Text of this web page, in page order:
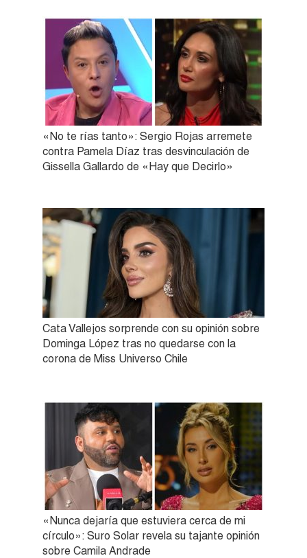
«No te rías tanto»: Sergio Rojas arremete
contra Pamela Díaz tras desvinculación de
Gissella Gallardo de «Hay que Decirlo»
Cata Vallejos sorprende con su opinión sobre
Dominga López tras no quedarse con la
corona de Miss Universo Chile
«Nunca dejaría que estuviera cerca de mi
círculo»: Suro Solar revela su tajante opinión
sobre Camila Andrade